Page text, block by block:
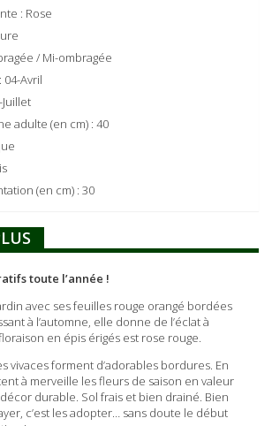
: Rose
/ Mi-ombragée
Avril
adulte (en cm) : 40
(en cm) : 30
toute l’année !
avec ses feuilles rouge orangé bordées
à l’automne, elle donne de l’éclat à
en épis érigés est rose rouge.
vivaces forment d’adorables bordures. En
à merveille les fleurs de saison en valeur
durable. Sol frais et bien drainé. Bien
c’est les adopter… sans doute le début